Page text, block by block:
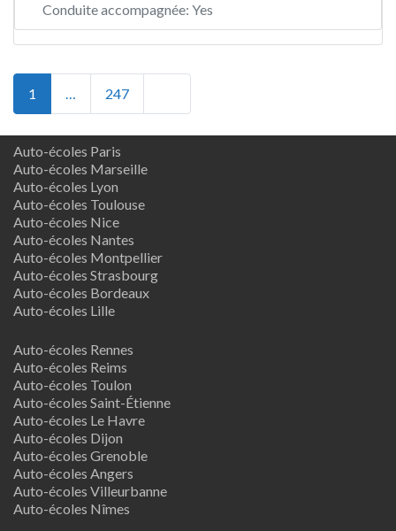
Conduite accompagnée: Yes
Posts navigation
1 … 247
Auto-écoles Paris
Auto-écoles Marseille
Auto-écoles Lyon
Auto-écoles Toulouse
Auto-écoles Nice
Auto-écoles Nantes
Auto-écoles Montpellier
Auto-écoles Strasbourg
Auto-écoles Bordeaux
Auto-écoles Lille
Auto-écoles Rennes
Auto-écoles Reims
Auto-écoles Toulon
Auto-écoles Saint-Étienne
Auto-écoles Le Havre
Auto-écoles Dijon
Auto-écoles Grenoble
Auto-écoles Angers
Auto-écoles Villeurbanne
Auto-écoles Nîmes